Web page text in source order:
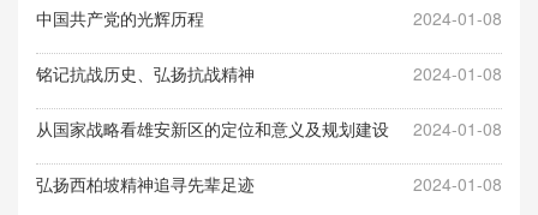
2024-01-08
中国共产党的光辉历程
2024-01-08
铭记抗战历史、弘扬抗战精神
2024-01-08
从国家战略看雄安新区的定位和意义及规划建设
2024-01-08
弘扬西柏坡精神追寻先辈足迹